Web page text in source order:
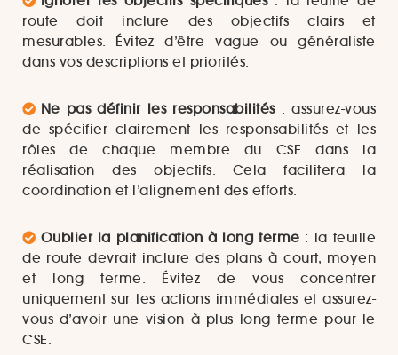
route doit inclure des objectifs clairs et
mesurables. Évitez d’être vague ou généraliste
dans vos descriptions et priorités.
Ne pas définir les responsabilités: assurez-vous
de spécifier clairement les responsabilités et les
rôles de chaque membre du CSE dans la
réalisation des objectifs. Cela facilitera la
coordination et l’alignement des efforts.
Oublier la planification à long terme : la feuille
de route devrait inclure des plans à court, moyen
et long terme. Évitez de vous concentrer
uniquement sur les actions immédiates et assurez-
vous d’avoir une vision à plus long terme pour le
CSE.